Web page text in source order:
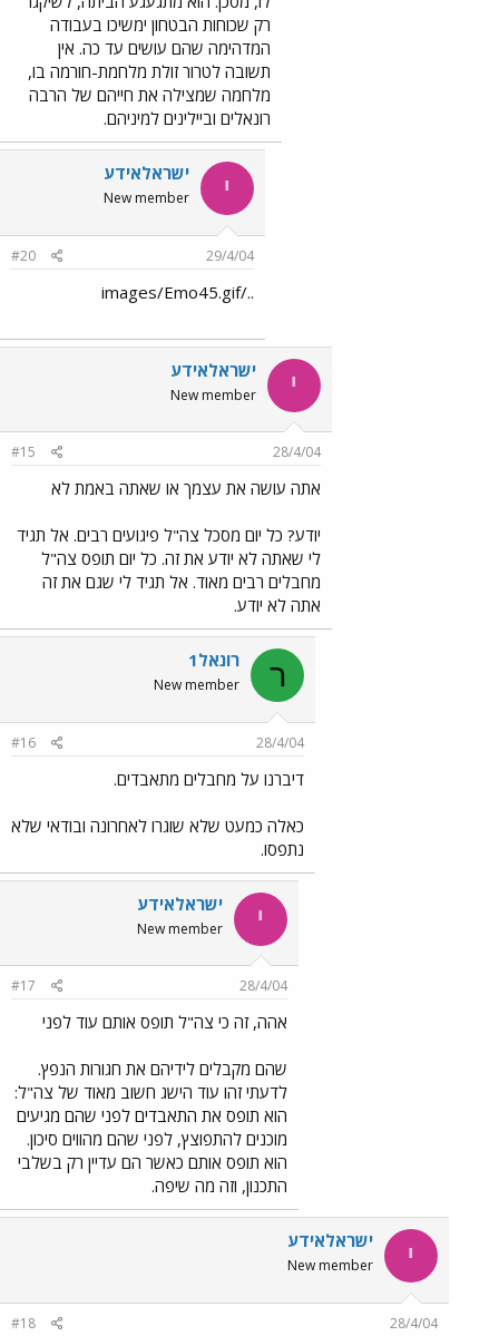
רק שכוחות הבטחון ימשיכו בעבודה
המדהימה שהם עושים עד כה. אין
תשובה לטרור זולת מלחמת-חורמה בו,
מלחמה שמצילה את חייהם של הרבה
רונאלים וביילינים למיניהם.
י ישראלאידע
New member
29/4/04
#20
../images/Emo45.gif
י ישראלאידע
New member
28/4/04
#15
אתה עושה את עצמך או שאתה באמת לא
יודע? כל יום מסכל צה"ל פיגועים רבים. אל תגיד
לי שאתה לא יודע את זה. כל יום תופס צה"ל
מחבלים רבים מאוד. אל תגיד לי שגם את זה
אתה לא יודע.
ר רונאל1
New member
28/4/04
#16
דיברנו על מחבלים מתאבדים.
כאלה כמעט שלא שוגרו לאחרונה ובודאי שלא
נתפסו.
י ישראלאידע
New member
28/4/04
#17
אהה, זה כי צה"ל תופס אותם עוד לפני
שהם מקבלים לידיהם את חגורות הנפץ.
לדעתי זהו עוד הישג חשוב מאוד של צה"ל:
הוא תופס את התאבדים לפני שהם מגיעים
מוכנים להתפוצץ, לפני שהם מהווים סיכון.
הוא תופס אותם כאשר הם עדיין רק בשלבי
התכנון, וזה מה שיפה.
י ישראלאידע
New member
28/4/04
#18